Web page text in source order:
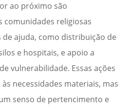
ao próximo são
comunidades religiosas
ajuda, como distribuição de
e hospitais, e apoio a
vulnerabilidade. Essas ações
necessidades materiais, mas
senso de pertencimento e